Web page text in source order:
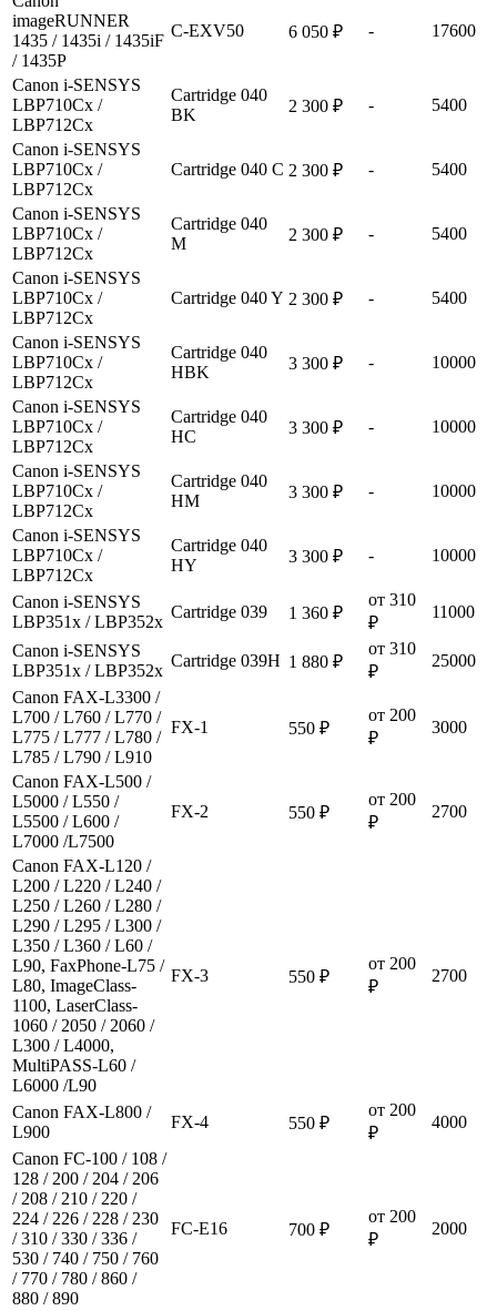
imageRUNNER
1435 / 1435i / 1435iF
/ 1435P
C-EXV50 6 050 ₽ - 17600
Canon i-SENSYS
LBP710Cx /
LBP712Cx
Cartridge 040
BK
2 300 ₽ - 5400
Canon i-SENSYS
LBP710Cx /
LBP712Cx
Cartridge 040 C 2 300 ₽ - 5400
Canon i-SENSYS
LBP710Cx /
LBP712Cx
Cartridge 040
M
2 300 ₽ - 5400
Canon i-SENSYS
LBP710Cx /
LBP712Cx
Cartridge 040 Y 2 300 ₽ - 5400
Canon i-SENSYS
LBP710Cx /
LBP712Cx
Cartridge 040
HBK
3 300 ₽ - 10000
Canon i-SENSYS
LBP710Cx /
LBP712Cx
Cartridge 040
HC
3 300 ₽ - 10000
Canon i-SENSYS
LBP710Cx /
LBP712Cx
Cartridge 040
HM
3 300 ₽ - 10000
Canon i-SENSYS
LBP710Cx /
LBP712Cx
Cartridge 040
HY
3 300 ₽ - 10000
Canon i-SENSYS
LBP351x / LBP352x
Cartridge 039 1 360 ₽
от 310
₽
11000
Canon i-SENSYS
LBP351x / LBP352x
Cartridge 039H 1 880 ₽
от 310
₽
25000
Canon FAX-L3300 /
L700 / L760 / L770 /
L775 / L777 / L780 /
L785 / L790 / L910
FX-1 550 ₽
от 200
₽
3000
Canon FAX-L500 /
L5000 / L550 /
L5500 / L600 /
L7000 /L7500
FX-2 550 ₽
от 200
₽
2700
Canon FAX-L120 /
L200 / L220 / L240 /
L250 / L260 / L280 /
L290 / L295 / L300 /
L350 / L360 / L60 /
L90, FaxPhone-L75 /
L80, ImageClass-
1100, LaserClass-
1060 / 2050 / 2060 /
L300 / L4000,
MultiPASS-L60 /
L6000 /L90
FX-3 550 ₽
от 200
₽
2700
Canon FAX-L800 /
L900
FX-4 550 ₽
от 200
₽
4000
Canon FC-100 / 108 /
128 / 200 / 204 / 206
/ 208 / 210 / 220 /
224 / 226 / 228 / 230
/ 310 / 330 / 336 /
530 / 740 / 750 / 760
/ 770 / 780 / 860 /
880 / 890
FC-E16 700 ₽
от 200
₽
2000